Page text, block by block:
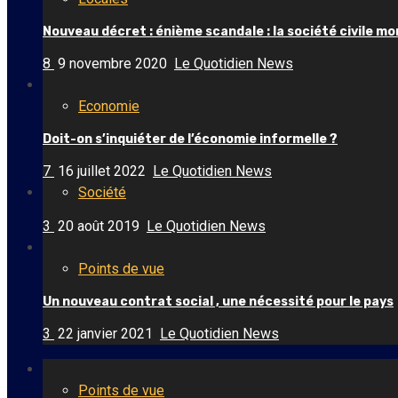
Nouveau décret : énième scandale : la société civile
8 9 novembre 2020 Le Quotidien News
Economie
Doit-on s’inquiéter de l’économie informelle ?
7 16 juillet 2022 Le Quotidien News
Société
3 20 août 2019 Le Quotidien News
Points de vue
Un nouveau contrat social , une nécessité pour le pays
3 22 janvier 2021 Le Quotidien News
Points de vue